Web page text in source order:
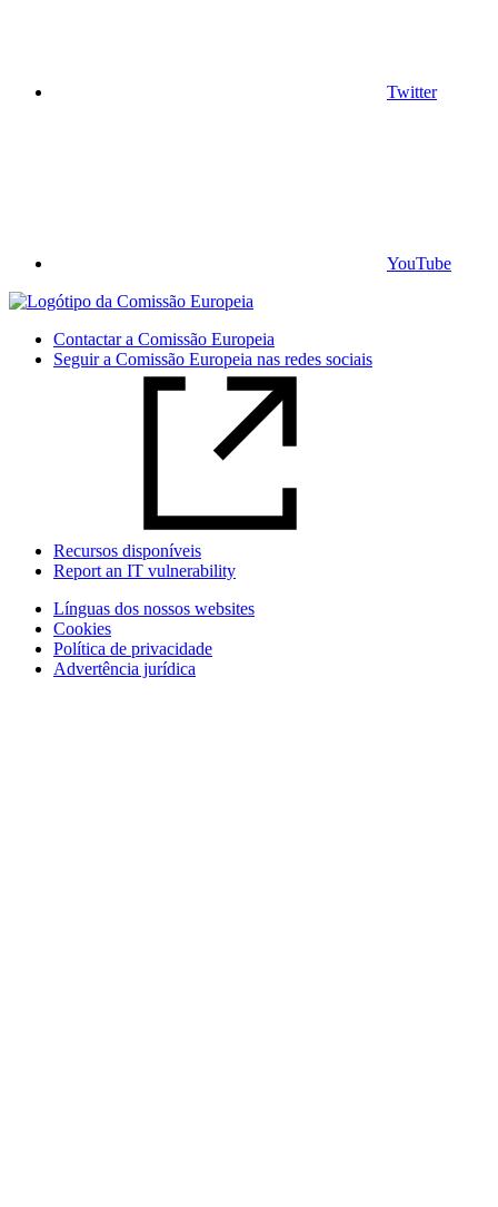
Twitter
YouTube
Contactar a Comissão Europeia
Seguir a Comissão Europeia nas redes sociais
Recursos disponíveis
Report an IT vulnerability
Línguas dos nossos websites
Cookies
Política de privacidade
Advertência jurídica